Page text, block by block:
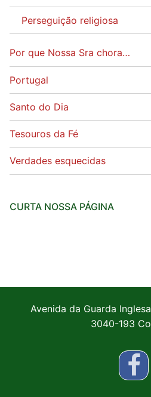
Perseguição religiosa
Por que Nossa Sra chora…
Portugal
Santo do Dia
Tesouros da Fé
Verdades esquecidas
CURTA NOSSA PÁGINA
Avenida da Guarda
3040-193